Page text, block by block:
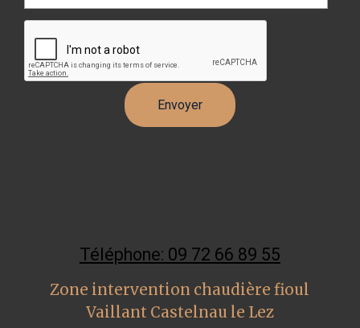
Téléphone: 09 72 66 89 55
Zone intervention chaudière fioul
Vaillant Castelnau le Lez